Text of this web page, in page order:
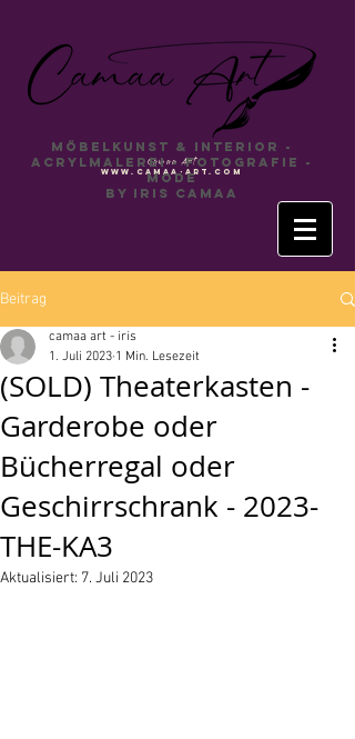
Camaa Art
www.camaa-art.com
Möbelkunst & INTERIOR -
Acrylmalerei - Fotografie -
Mode
by Iris Camaa
Beitrag
(SOLD) Theaterkasten -
Garderobe oder
Bücherregal oder
Geschirrschrank - 2023-
THE-KA3
camaa art - iris
1. Juli 2023 1 Min. Lesezeit
Aktualisiert: 7. Juli 2023